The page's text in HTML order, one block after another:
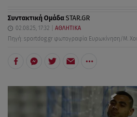
Συντακτική ΟμάδαSTAR.GR
02.08.25, 17:32
ΑΘΛΗΤΙΚΑ
Πηγή: sportdog.gr φωτογραφία Ευρωκίνηση/Μ.